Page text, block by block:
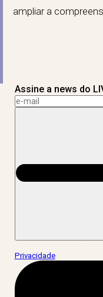
ampliar a
Assine a news do
Privacidade.